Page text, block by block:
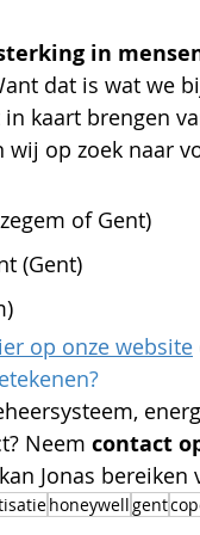
in
dat is wat we
kaart brengen
op zoek naar
of Gent)
(Gent)
op onze website
Neem contact
Jonas bereiken
honeywellgent